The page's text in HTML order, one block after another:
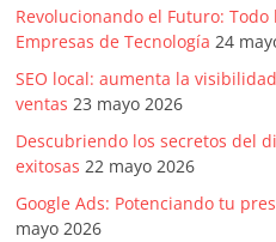
Revolucionando el Futuro:
Empresas de Tecnología 24
SEO local: aumenta la
ventas 23 mayo 2026
Descubriendo los secretos del
exitosas 22 mayo 2026
Google Ads: Potenciando tu
mayo 2026